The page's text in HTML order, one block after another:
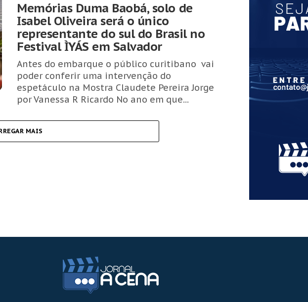
Memórias Duma Baobá, solo de
Isabel Oliveira será o único
representante do sul do Brasil no
Festival ÌYÁS em Salvador
Antes do embarque o público curitibano vai
poder conferir uma intervenção do
espetáculo na Mostra Claudete Pereira Jorge
por Vanessa R Ricardo No ano em que...
MAIS